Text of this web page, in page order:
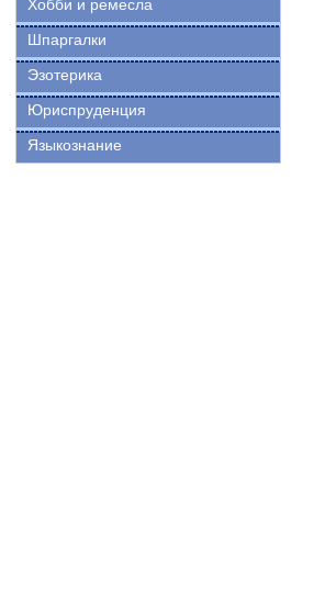
Хобби и ремесла
Шпаргалки
Эзотерика
Юриспруденция
Языкознание